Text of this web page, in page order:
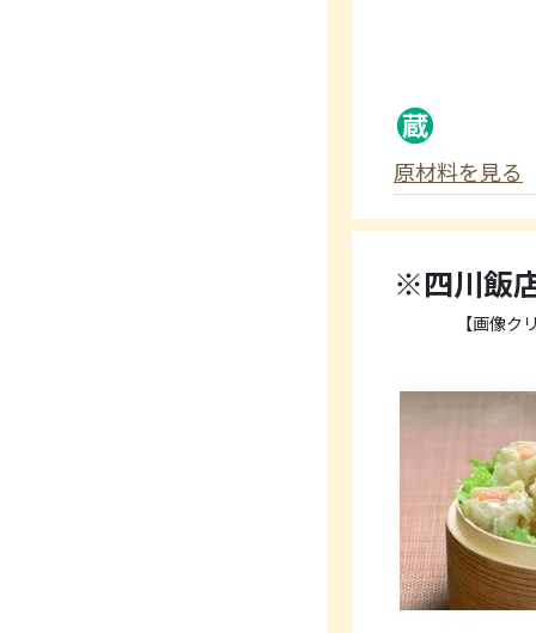
原材料を見る
※四川飯
【画像ク